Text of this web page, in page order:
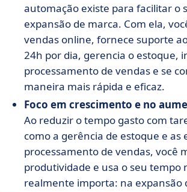
automação existe para facilitar o
expansão de marca. Com ela,
vendas online, fornece suporte
24h por dia, gerencia o estoque,
processamento de vendas e se
maneira mais rápida e eficaz.
Foco em crescimento e no
Ao reduzir o tempo gasto com
como a gerência de estoque e as
processamento de vendas, você
produtividade e usa o seu tempo
realmente importa: na expansão